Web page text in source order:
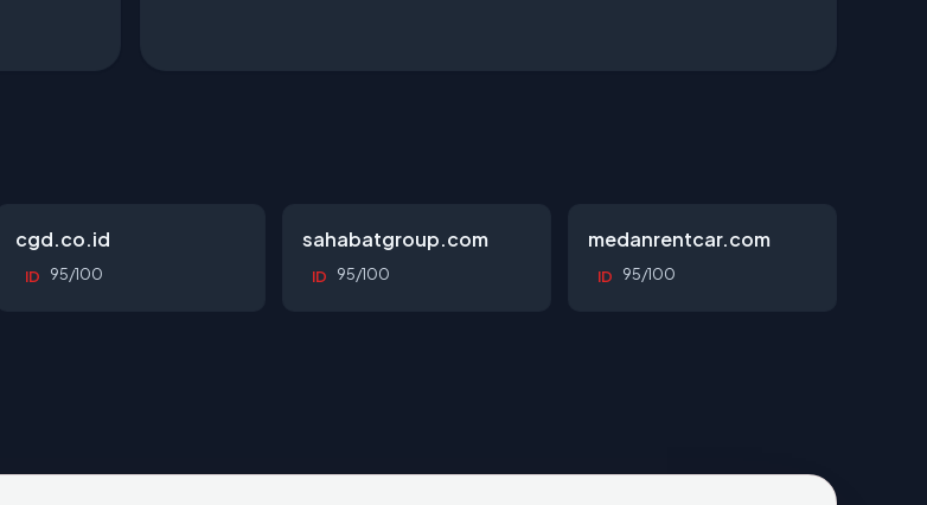
cgd.co.id
ID 95/100
sahabatgroup.com
ID 95/100
medanrentcar.com
ID 95/100